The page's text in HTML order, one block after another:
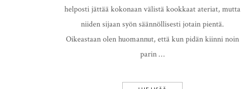
helposti jättää kokonaan välistä kookkaat ateriat, mutta
niiden sijaan syön säännöllisesti jotain pientä.
Oikeastaan olen huomannut, että kun pidän kiinni noin
parin …